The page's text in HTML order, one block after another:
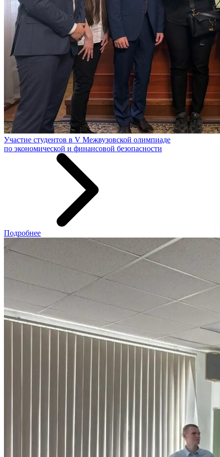
Участие студентов в V Межвузовской олимпиаде
по экономической и финансовой безопасности
Подробнее